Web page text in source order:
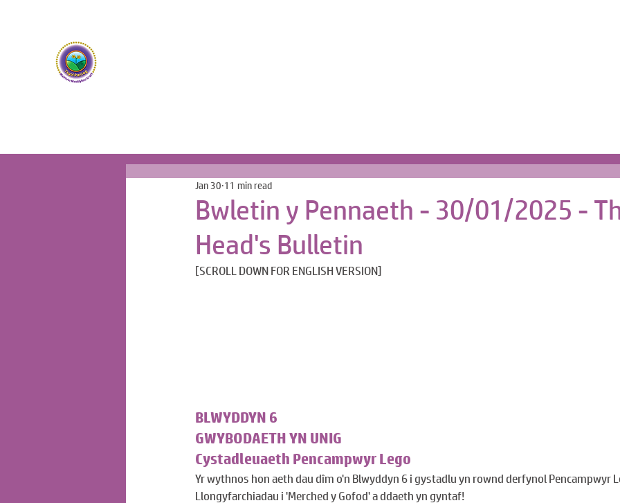
Bwletin y Pennaeth - 30/01/2025 -
Head's Bulletin
Jan 30 11 min read
[SCROLL DOWN FOR ENGLISH VERSION]
BLWYDDYN 6
GWYBODAETH YN UNIG
Cystadleuaeth Pencampwyr Lego
Yr wythnos hon aeth dau dîm o'n Blwyddyn 6 i gystadlu yn rownd derfynol Pencampwyr
Llongyfarchiadau i 'Merched y Gofod' a ddaeth yn gyntaf!